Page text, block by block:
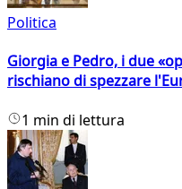
Politica
Giorgia e Pedro, i due
rischiano di spezzare
1 min di lettura